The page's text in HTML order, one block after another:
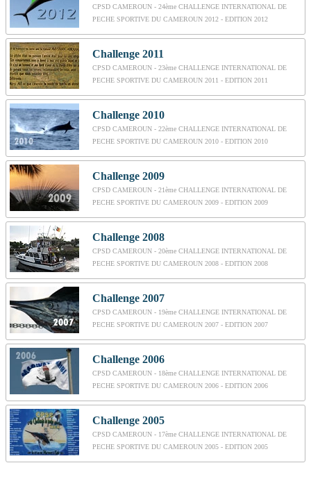
CPSD CAMEROUN - 24ème CHALLENGE INTERNATIONAL DE
PECHE SPORTIVE DU CAMEROUN 2012 - EDITION 2012
Challenge 2011
CPSD CAMEROUN - 23ème CHALLENGE INTERNATIONAL DE
PECHE SPORTIVE DU CAMEROUN 2011 - EDITION 2011
Challenge 2010
CPSD CAMEROUN - 22ème CHALLENGE INTERNATIONAL DE
PECHE SPORTIVE DU CAMEROUN 2010 - EDITION 2010
Challenge 2009
CPSD CAMEROUN - 21ème CHALLENGE INTERNATIONAL DE
PECHE SPORTIVE DU CAMEROUN 2009 - EDITION 2009
Challenge 2008
CPSD CAMEROUN - 20ème CHALLENGE INTERNATIONAL DE
PECHE SPORTIVE DU CAMEROUN 2008 - EDITION 2008
Challenge 2007
CPSD CAMEROUN - 19ème CHALLENGE INTERNATIONAL DE
PECHE SPORTIVE DU CAMEROUN 2007 - EDITION 2007
Challenge 2006
CPSD CAMEROUN - 18ème CHALLENGE INTERNATIONAL DE
PECHE SPORTIVE DU CAMEROUN 2006 - EDITION 2006
Challenge 2005
CPSD CAMEROUN - 17ème CHALLENGE INTERNATIONAL DE
PECHE SPORTIVE DU CAMEROUN 2005 - EDITION 2005